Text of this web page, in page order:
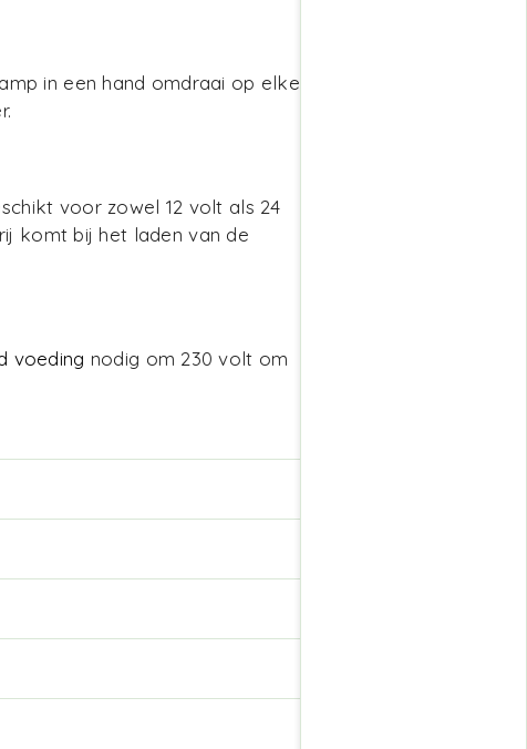
in een hand omdraai op elke
voor zowel 12 volt als 24
komt bij het laden van de
voeding nodig om 230 volt om